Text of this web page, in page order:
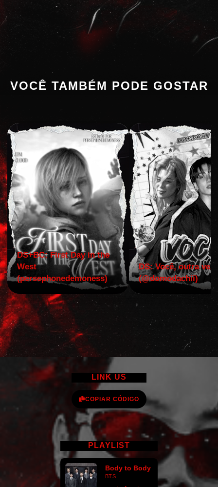
VOCÊ TAMBÉM PODE GOSTAR
DS+BC: First Day in the
West
(persephonedemoness)
DS: Você, outra vez!
(@domodachii)
LINK US
COPIAR CÓDIGO
PLAYLIST
Body to Body
BTS